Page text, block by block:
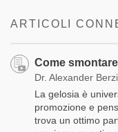
ARTICOLI
Come
Dr. Alexander
La gelosia è
promozione e
trova un ottimo